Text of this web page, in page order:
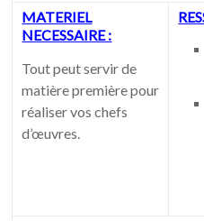
MATERIEL
NECESSAIRE :
Tout peut servir de
matière première pour
réaliser vos chefs
d’œuvres.